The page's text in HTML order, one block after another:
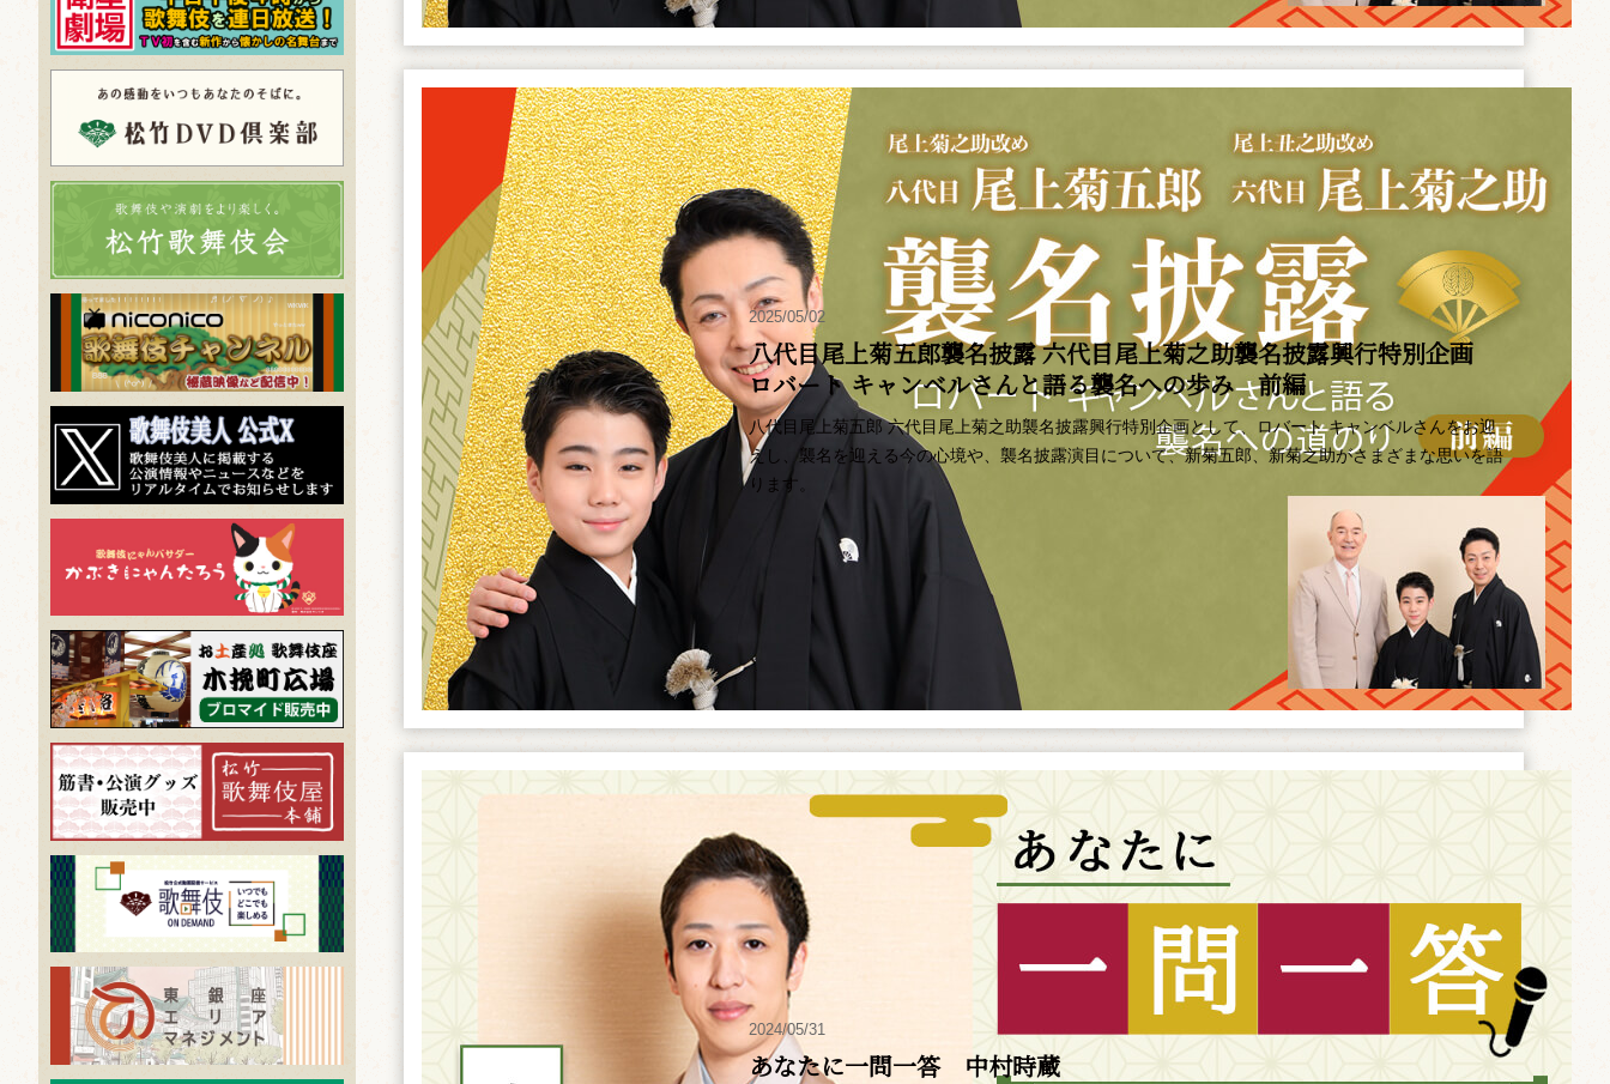
2025/05/02
八代目尾上菊五郎襲名披露 六代目尾上菊之助襲名披露興行特別企画 ――
ロバート キャンベルさんと語る襲名への歩み 前編
八代目尾上菊五郎 六代目尾上菊之助襲名披露興行特別企画として、ロバート キャンベルさんをお迎
えし、襲名を迎える今の心境や、襲名披露演目について、新菊五郎、新菊之助がさまざまな思いを語
ります。
2024/05/31
あなたに一問一答 中村時蔵